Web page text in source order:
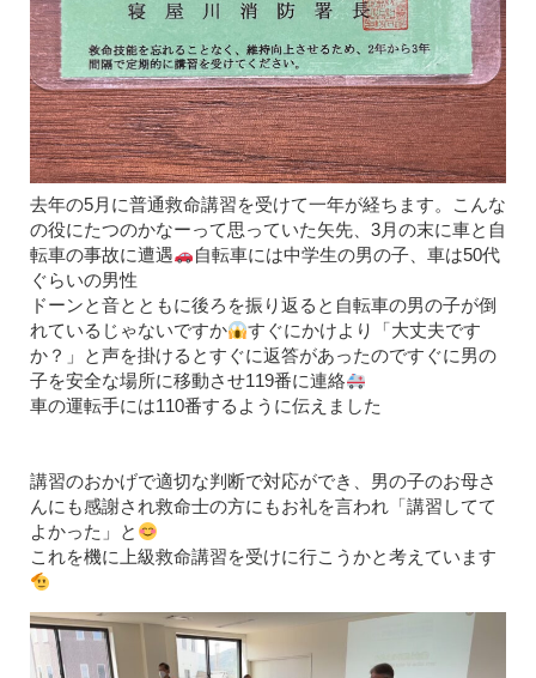
去年の5月に普通救命講習を受けて一年が経ちます。こんな
の役にたつのかなーって思っていた矢先、3月の末に車と自
転車の事故に遭遇
自転車には中学生の男の子、車は50代
ぐらいの男性
ドーンと音とともに後ろを振り返ると自転車の男の子が倒
れているじゃないですか
すぐにかけより「大丈夫です
か？」と声を掛けるとすぐに返答があったのですぐに男の
子を安全な場所に移動させ119番に連絡
車の運転手には110番するように伝えました
講習のおかげで適切な判断で対応ができ、男の子のお母さ
んにも感謝され救命士の方にもお礼を言われ「講習してて
よかった」と
これを機に上級救命講習を受けに行こうかと考えています